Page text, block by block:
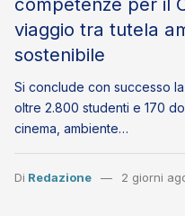
viaggio tra tutela
sostenibile
Si conclude con successo
oltre 2.800 studenti e 170
cinema, ambiente…
Di Redazione 2 giorni